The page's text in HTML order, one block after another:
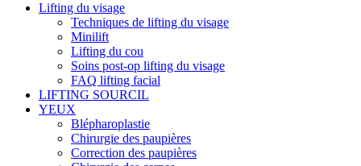
Lifting du visage
Techniques de lifting du visage
Minilift
Lifting du cou
Soins post-op lifting du visage
FAQ lifting facial
LIFTING SOURCIL
YEUX
Blépharoplastie
Chirurgie des paupières
Correction des paupières